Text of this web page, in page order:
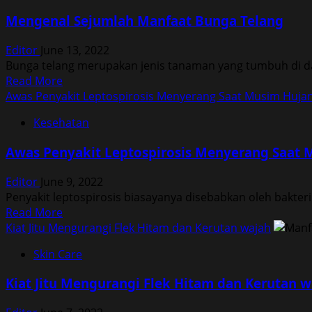
Penari
Kultur
Budaya
Sarat
Makna
Mengenal Sejumlah Manfaat Bunga Telang
Editor June 13, 2022
Bunga telang merupakan jenis tanaman yang tumbuh di
Read MoreRead
more
Mengenal
Manfaat
Telang
Awas Penyakit Leptospirosis Menyerang Saat Musim
Kesehatan
Awas Penyakit Leptospirosis Menyerang Saat
Editor June 9, 2022
Penyakit leptospirosis biasayanya disebabkan oleh
Read MoreRead
more
Awas
Leptospirosis
Kiat Jitu Mengurangi Flek Hitam dan Kerutan wajah
Skin Care
Kiat Jitu Mengurangi Flek Hitam dan Kerutan